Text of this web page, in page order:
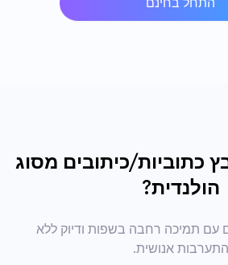
כתוביות/כיתובים מסוג
הולנדית?
תמיכה רחבה בשפות ודיוק ללא
התערבות אנושית.